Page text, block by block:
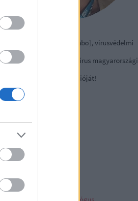
Darab István [Rambo], vírusvédelmi
Kft., a NOD32 antivírus magyarországi
próbaverzióját!
archiv
archívum
linkz